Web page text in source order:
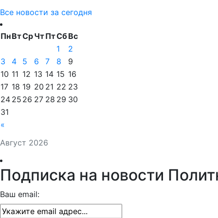
Все новости за сегодня
Август 2026
ПнВтСрЧтПтСбВс
«
1
2
3
4 5 6 7 8
9
10 11 12 13 14 15 16
17 18 19 20 21 22 23
24 25 26 27 28 29 30
31
Подписка на новости
Ваш email: